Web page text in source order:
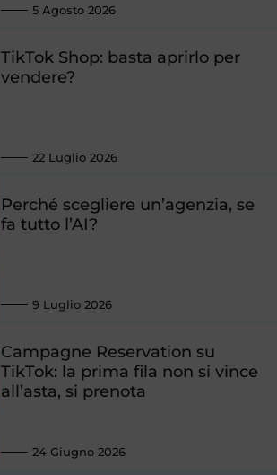
5 Agosto 2026
TikTok Shop: basta aprirlo per
vendere?
22 Luglio 2026
Perché scegliere un’agenzia, se
fa tutto l’AI?
9 Luglio 2026
Campagne Reservation su
TikTok: la prima fila non si vince
all’asta, si prenota
24 Giugno 2026